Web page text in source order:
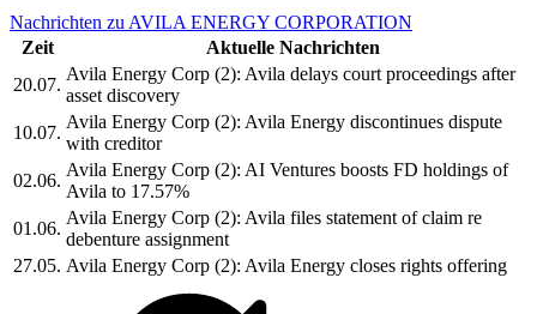
Nachrichten zu AVILA ENERGY CORPORATION
Zeit
Aktuelle Nachrichten
20.07.
Avila Energy Corp (2): Avila delays court proceedings after
asset discovery
10.07.
Avila Energy Corp (2): Avila Energy discontinues dispute
with creditor
02.06.
Avila Energy Corp (2): AI Ventures boosts FD holdings of
Avila to 17.57%
01.06.
Avila Energy Corp (2): Avila files statement of claim re
debenture assignment
27.05. Avila Energy Corp (2): Avila Energy closes rights offering